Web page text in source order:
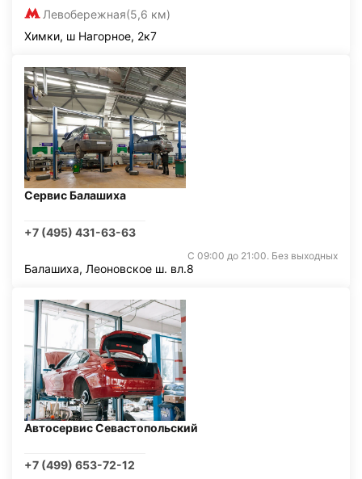
Левобережная(5,6 км)
Химки, ш Нагорное, 2к7
Сервис Балашиха
+7 (495) 431-63-63
С 09:00 до 21:00. Без выходных
Балашиха, Леоновское ш. вл.8
Автосервис Севастопольский
+7 (499) 653-72-12